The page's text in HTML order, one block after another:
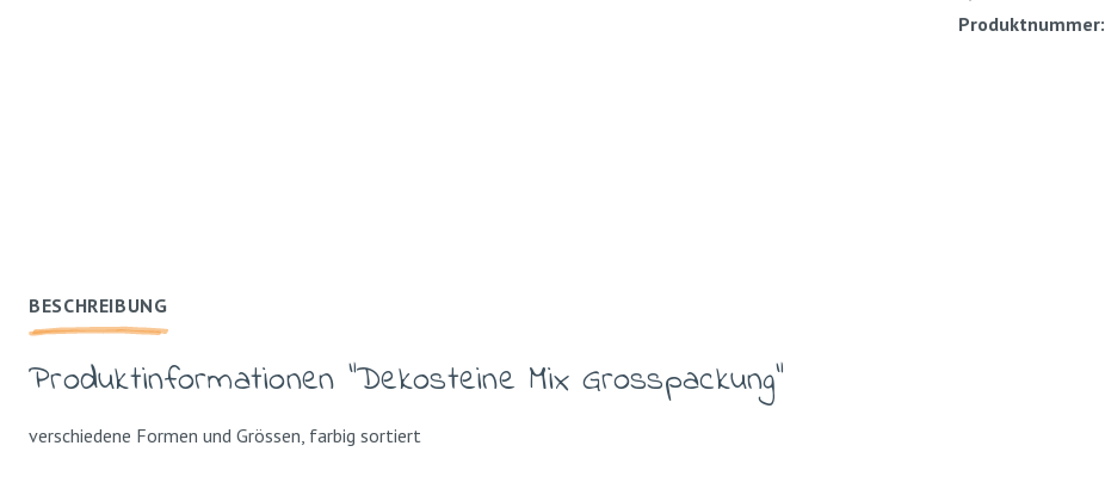
Produktnummer:
BESCHREIBUNG
Produktinformationen "Dekosteine Mix Grosspackung"
verschiedene Formen und Grössen, farbig sortiert